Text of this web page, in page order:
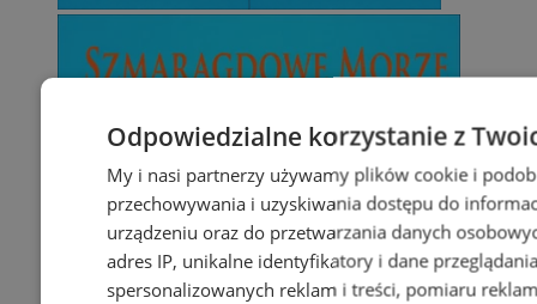
Odpowiedzialne korzystanie z
My i nasi partnerzy używamy plików cookie i
przechowywania i uzyskiwania dostępu do
urządzeniu oraz do przetwarzania danych
adres IP, unikalne identyfikatory i dane
spersonalizowanych reklam i treści, pomiaru